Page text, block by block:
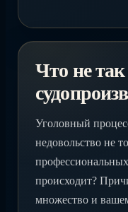
Что не
Уголовный
недовольство не
происходит?
множество и